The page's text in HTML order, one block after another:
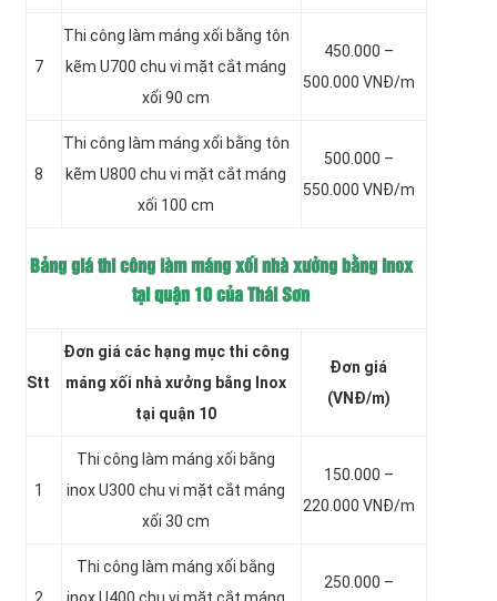
7
Thi công làm máng xối bằng tôn
kẽm U700 chu vi mặt cắt máng
xối 90 cm
450.000 –
500.000 VNĐ/m
8
Thi công làm máng xối bằng tôn
kẽm U800 chu vi mặt cắt máng
xối 100 cm
500.000 –
550.000 VNĐ/m
Bảng giá thi công làm máng xối nhà xưởng bằng inox
tại quận 10 của Thái Sơn
Stt
Đơn giá các hạng mục thi công
máng xối nhà xưởng bằng Inox
tại quận 10
Đơn giá
(VNĐ/m)
1
Thi công làm máng xối bằng
inoxU300 chu vi mặt cắt máng
xối 30 cm
150.000 –
220.000 VNĐ/m
Thi công làm máng xối bằng
250.000 –